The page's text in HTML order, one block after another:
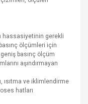
hassasiyetinin gerekli
ölçümleri için
geniş basınç ölçüm
aşındırmayan
ısıtma ve iklimlendirme
hatları